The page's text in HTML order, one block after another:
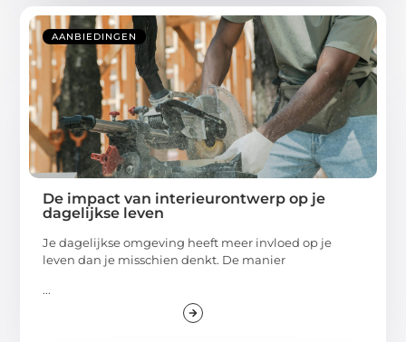
AANBIEDINGEN
De impact van interieurontwerp op je
dagelijkse leven
Je dagelijkse omgeving heeft meer invloed op je
leven dan je misschien denkt. De manier
...